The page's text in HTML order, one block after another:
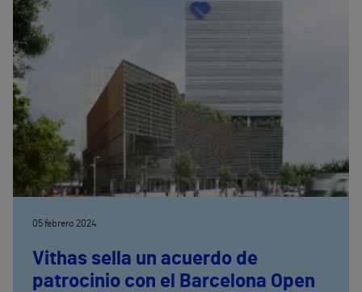
05 febrero 2024
Vithas sella un acuerdo de
patrocinio con el Barcelona Open